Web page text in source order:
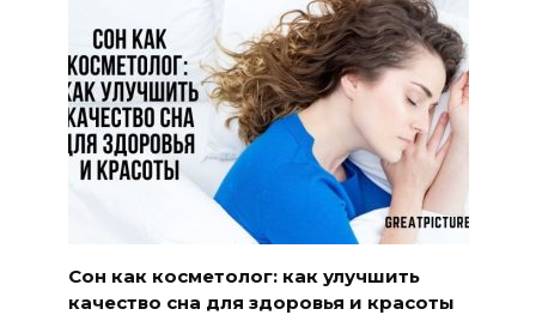
Сон как косметолог: как улучшить
качество сна для здоровья и красоты